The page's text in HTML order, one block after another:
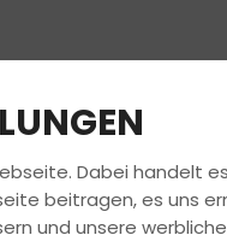
Dabei handelt
beitragen, es uns
und unsere